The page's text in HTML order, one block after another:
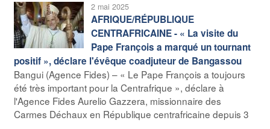
2 mai 2025
AFRIQUE/RÉPUBLIQUE
CENTRAFRICAINE - « La visite du
Pape François a marqué un tournant
positif », déclare l'évêque coadjuteur de Bangassou
Bangui (Agence Fides) – « Le Pape François a toujours
été très important pour la Centrafrique », déclare à
l'Agence Fides Aurelio Gazzera, missionnaire des
Carmes Déchaux en République centrafricaine depuis 3